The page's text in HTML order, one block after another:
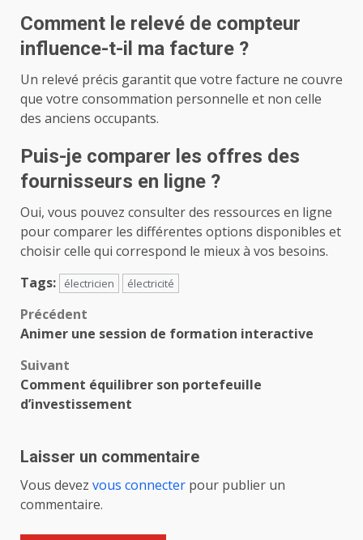
Comment le relevé de compteur
influence-t-il ma facture ?
Un relevé précis garantit que votre facture ne couvre
que votre consommation personnelle et non celle
des anciens occupants.
Puis-je comparer les offres des
fournisseurs en ligne ?
Oui, vous pouvez consulter des ressources en ligne
pour comparer les différentes options disponibles et
choisir celle qui correspond le mieux à vos besoins.
Tags:
électricien électricité
Navigation
Précédent
Animer une session de formation interactive
Suivant
Comment équilibrer son portefeuille
d’investissement
Laisser un commentaire
Vous devez vous connecter pour publier un
commentaire.